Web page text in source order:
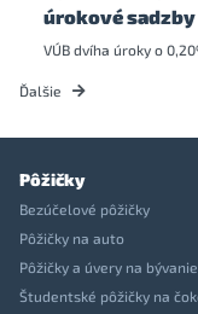
úrokové
VÚB dvíha úroky o
Ďalšie
Pôžičky
Bezúčelové pôžičky
Pôžičky na auto
Pôžičky a úvery na bývanie
Študentské pôžičky na